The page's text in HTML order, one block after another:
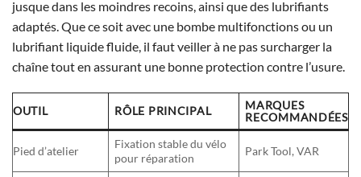
jusque dans les moindres recoins, ainsi que des lubrifiants
adaptés. Que ce soit avec une bombe multifonctions ou un
lubrifiant liquide fluide, il faut veiller à ne pas surcharger la
chaîne tout en assurant une bonne protection contre l’usure.
OUTIL RÔLE PRINCIPAL
MARQUES
RECOMMANDÉES
Pied d’atelier
Fixation stable du vélo
pour réparation
Park Tool, VAR